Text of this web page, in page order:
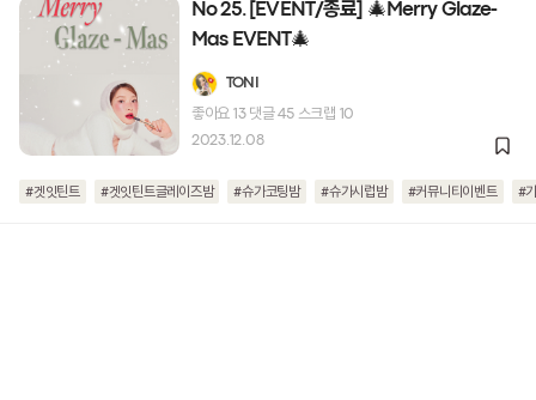
No 25. [EVENT/종료] 🎄Merry Glaze-
Mas EVENT🎄
TONI
좋아요 13 댓글45 스크랩 10
2023.12.08
#겟잇틴트 #겟잇틴트글레이즈밤 #슈가코팅밤 #슈가시럽밤 #커뮤니티이벤트 #